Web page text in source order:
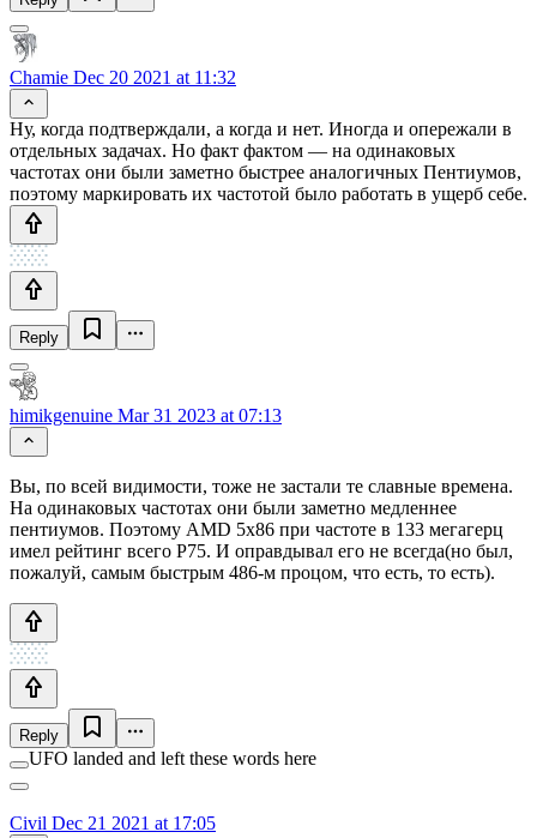
Chamie Dec 20 2021 at 11:32
Ну, когда подтверждали, а когда и нет. Иногда и опережали в
отдельных задачах. Но факт фактом — на одинаковых
частотах они были заметно быстрее аналогичных Пентиумов,
поэтому маркировать их частотой было работать в ущерб себе.
Reply
himikgenuine Mar 31 2023 at 07:13
Вы, по всей видимости, тоже не застали те славные времена.
На одинаковых частотах они были заметно медленнее
пентиумов. Поэтому AMD 5x86 при частоте в 133 мегагерц
имел рейтинг всего P75. И оправдывал его не всегда(но был,
пожалуй, самым быстрым 486-м процом, что есть, то есть).
Reply
UFO landed and left these words here
Civil Dec 21 2021 at 17:05